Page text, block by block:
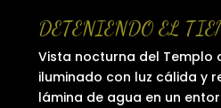
DETENIENDO EL
Vista nocturna del Templo
iluminado con luz cálida y
lámina de agua en un